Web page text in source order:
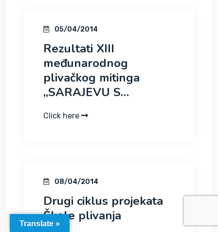
05/04/2014
Rezultati XIII
međunarodnog
plivačkog mitinga
„SARAJEVU S…
Click here
08/04/2014
Drugi ciklus projekata
Translate »